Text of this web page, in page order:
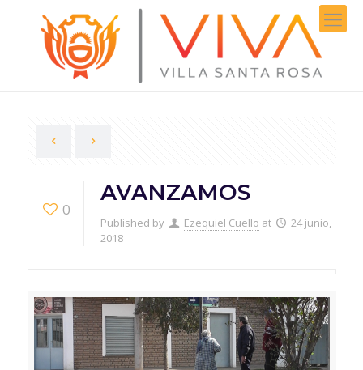
0
AVANZAMOS
Published by Ezequiel Cuello at
24 junio,
2018